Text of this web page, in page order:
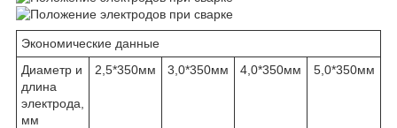
Экономические данные
Диаметр и
длина
электрода,
мм
2,5*350мм 3,0*350мм 4,0*350мм 5,0*350мм